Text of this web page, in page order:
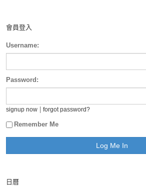
會員登入
Username:
Password:
signup now forgot password?
Remember Me
日曆